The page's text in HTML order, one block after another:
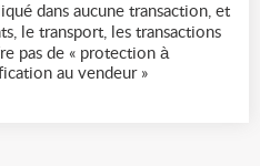
dans aucune transaction, et
le transport, les transactions
pas de « protection à
au vendeur »